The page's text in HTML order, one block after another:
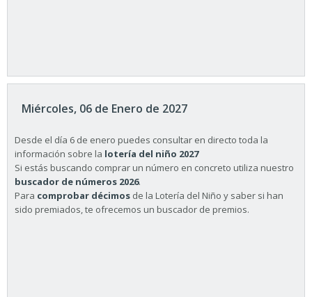
Miércoles, 06 de Enero de 2027
Desde el día 6 de enero puedes consultar en directo toda la
información sobre la lotería del niño 2027
Si estás buscando comprar un número en concreto utiliza nuestro
buscador de números 2026.
Para comprobar décimos de la Lotería del Niño y saber si han
sido premiados, te ofrecemos un buscador de premios.